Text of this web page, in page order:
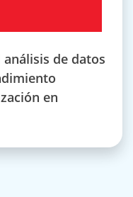
de datos
en